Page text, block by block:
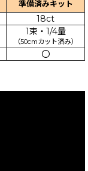
準備済みキット
18ct
1束・1/4量
（50cmカット済み）
〇